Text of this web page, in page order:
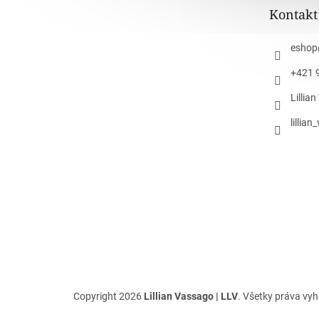
Kontakt
eshop
+421
Lillian
Copyright 2026 Lillian Vassago | LLV. Všetky práva